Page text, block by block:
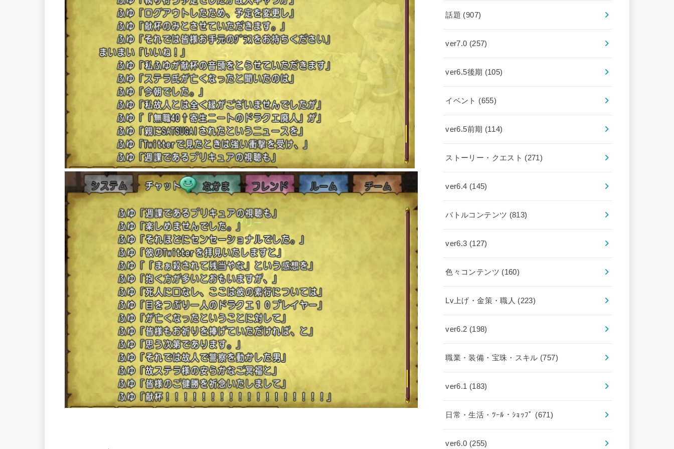
話題 (907)
ver7.0 (257)
ver6.5後期 (105)
イベント (655)
ver6.5前期 (114)
ストーリー・クエスト (271)
ver6.4 (145)
バトルコンテンツ (813)
ver6.3 (127)
色々コンテンツ (160)
Lv上げ・金策・職人 (223)
ver6.2 (198)
職業・装備・宝珠・スキル (757)
ver6.1 (183)
日常・生活・ﾂｰﾙ・ｼｮｯﾌﾟ (671)
ver6.0 (255)